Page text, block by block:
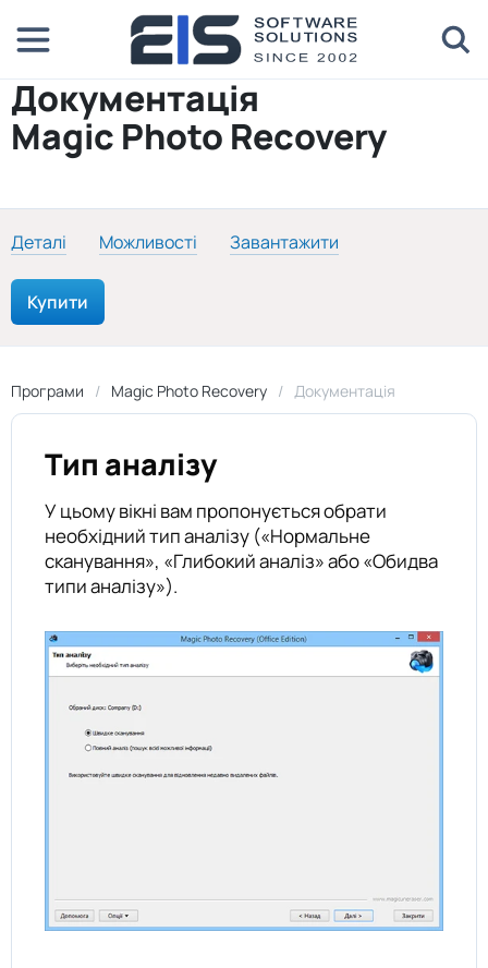
Документація
Magic Photo Recovery
Деталі Можливості Завантажити
Купити
Програми Magic Photo Recovery Документація
Тип аналізу
У цьому вікні вам пропонується обрати
необхідний тип аналізу («Нормальне
сканування», «Глибокий аналіз» або «Обидва
типи аналізу»).